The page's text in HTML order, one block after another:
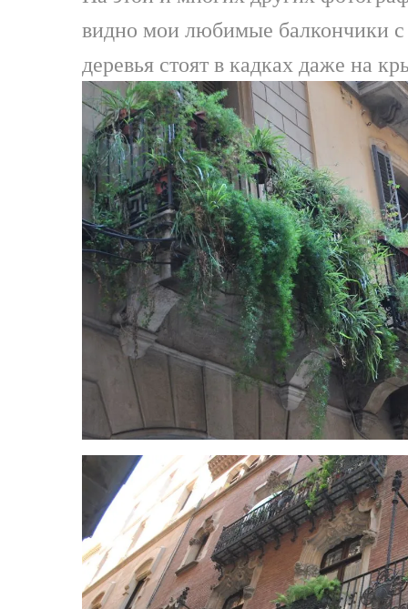
видно мои любимые балкончики с
деревья стоят в кадках даже на